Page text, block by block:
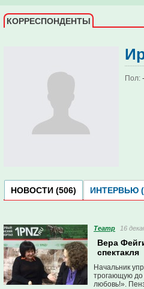
КОРРЕСПОНДЕНТЫ
Пол: -
НОВОСТИ (506) ИНТЕРВЬЮ
Театр 16
Вера
спектакля
Начальник
трогающую до
любовь!».